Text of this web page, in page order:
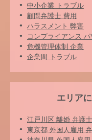
中小企業 トラブル
顧問弁護士 費用
ハラスメント 弊害
コンプライアンス パ
危機管理体制 企業
企業間 トラブル
エリア
江戸川区 離婚 弁護士
東京都 外国人雇用